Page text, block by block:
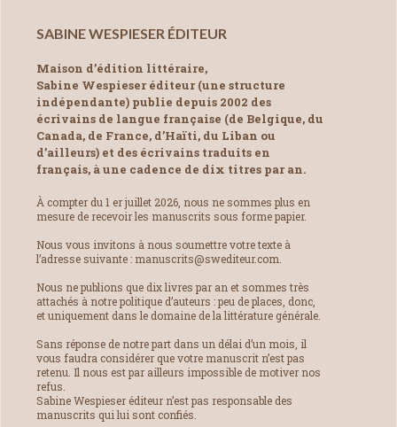
SABINE WESPIESER ÉDITEUR
Maison d’édition littéraire,
Sabine Wespieser éditeur (une structure
indépendante) publie depuis 2002 des
écrivains de langue française (de Belgique, du
Canada, de France, d’Haïti, du Liban ou
d’ailleurs) et des écrivains traduits en
français, à une cadence de dix titres par an.
À compter du 1 er juillet 2026, nous ne sommes plus en
mesure de recevoir les manuscrits sous forme papier.
Nous vous invitons à nous soumettre votre texte à
l’adresse suivante : manuscrits@swediteur.com.
Nous ne publions que dix livres par an et sommes très
attachés à notre politique d’auteurs : peu de places, donc,
et uniquement dans le domaine de la littérature générale.
Sans réponse de notre part dans un délai d’un mois, il
vous faudra considérer que votre manuscrit n’est pas
retenu. Il nous est par ailleurs impossible de motiver nos
refus.
Sabine Wespieser éditeur n’est pas responsable des
manuscrits qui lui sont confiés.